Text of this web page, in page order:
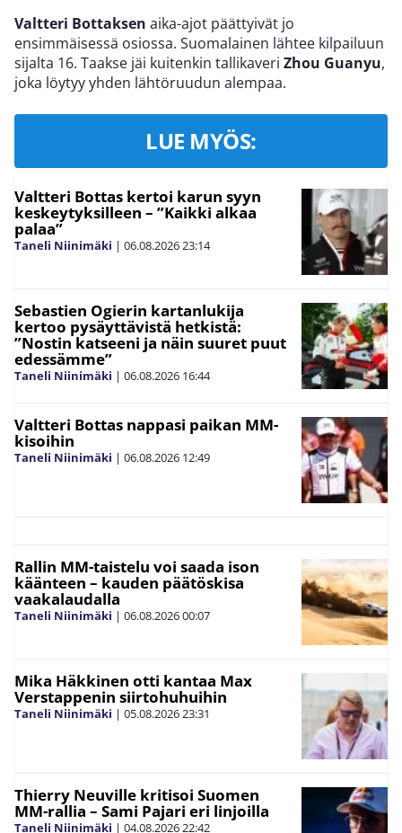
Valtteri Bottaksen aika-ajot päättyivät jo
ensimmäisessä osiossa. Suomalainen lähtee kilpailuun
sijalta 16. Taakse jäi kuitenkin tallikaveri Zhou Guanyu,
joka löytyy yhden lähtöruudun alempaa.
LUE MYÖS:
Valtteri Bottas kertoi karun syyn
keskeytyksilleen – ”Kaikki alkaa
palaa”
Taneli Niinimäki | 06.08.202623:14
Sebastien Ogierin kartanlukija
kertoo pysäyttävistä hetkistä:
”Nostin katseeni ja näin suuret puut
edessämme”
Taneli Niinimäki | 06.08.2026 16:44
Valtteri Bottas nappasi paikan MM-
kisoihin
Taneli Niinimäki | 06.08.2026 12:49
Rallin MM-taistelu voi saada ison
käänteen – kauden päätöskisa
vaakalaudalla
Taneli Niinimäki | 06.08.202600:07
Mika Häkkinen otti kantaa Max
Verstappenin siirtohuhuihin
Taneli Niinimäki | 05.08.202623:31
Thierry Neuville kritisoi Suomen
MM-rallia – Sami Pajari eri linjoilla
Taneli Niinimäki | 04.08.202622:42